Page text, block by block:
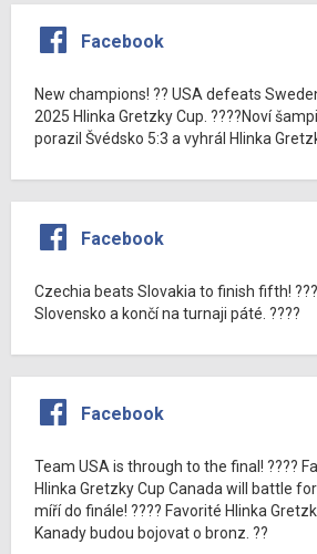
Facebook
New champions! ?? USA defeats
2025 Hlinka Gretzky Cup. ????Noví
porazil Švédsko 5:3 a vyhrál Hlinka
Facebook
Czechia beats Slovakia to finish fifth!
Slovensko a končí na turnaji páté. ????
Facebook
Team USA is through to the final! ????
Hlinka Gretzky Cup Canada will battle
míří do finále! ???? Favorité Hlinka
Kanady budou bojovat o bronz. ??